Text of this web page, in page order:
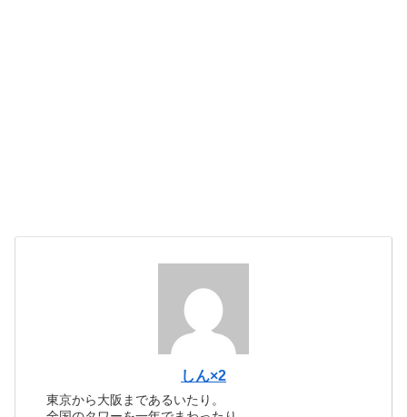
しん×2
東京から大阪まであるいたり。